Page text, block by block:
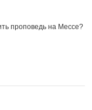
проповедь на Мессе?